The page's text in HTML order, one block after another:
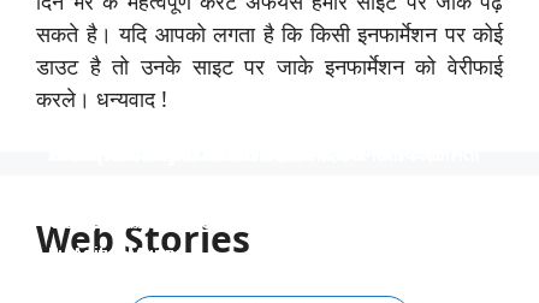
सकते है। यदि आपको लगता है कि किसी इनफार्मेशन पर कोई
डाउट है तो उनके साइट पर जाके इनफार्मेशन को वेरीफाई
करले। धन्यवाद !
Web Stories
सीमा 62 साल तक, साढ़े 4 लाख रुपये की सैलरी।
By Aditya Munna
40 साल तक और 1 लाख से अधिक की सैलरी।
By Aditya Munna
और 90 हजार रुपये से अधिक की सैलरी
By Aditya Munna
अवसर, वेतन 56 हजार तक
By Aditya Munna
1,80,000 तक
By Aditya Munna